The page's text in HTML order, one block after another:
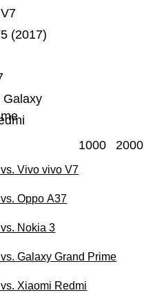
Galaxy
(2017)
1000 2000
Vivo vivo V7
Oppo A37
Nokia 3
Galaxy Grand Prime
Xiaomi Redmi